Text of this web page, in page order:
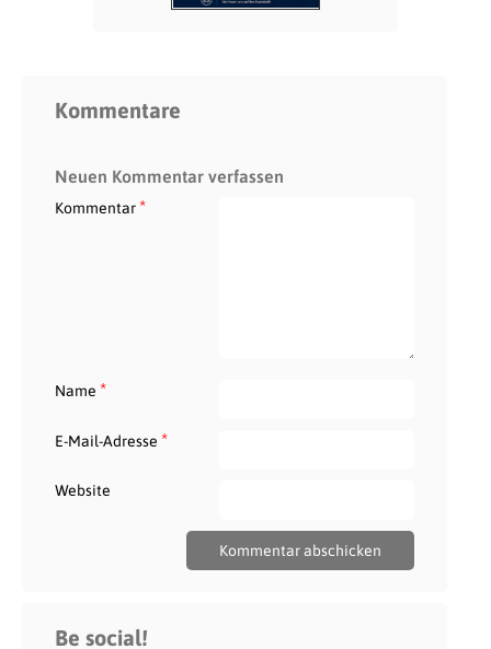
Kommentare
Neuen Kommentar verfassen
Kommentar*
Name *
E-Mail-Adresse *
Website
Be social!